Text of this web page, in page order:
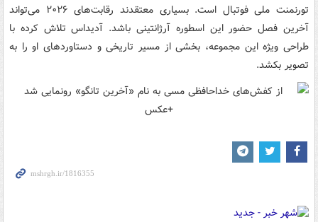
تورنمنت ملی فوتبال است. بسیاری معتقدند رقابت‌های ۲۰۲۶ می‌تواند
آخرین فصل حضور این اسطوره آرژانتینی باشد. آدیداس تلاش کرده با
طراحی ویژه این مجموعه، بخشی از مسیر تاریخی و دستاوردهای او را به
تصویر بکشد.